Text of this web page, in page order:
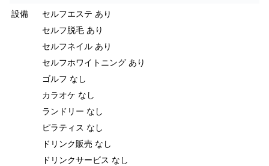
設備
セルフエステ あり
セルフ脱毛 あり
セルフネイル あり
セルフホワイトニング あり
ゴルフ なし
カラオケ なし
ランドリー なし
ピラティス なし
ドリンク販売 なし
ドリンクサービス なし